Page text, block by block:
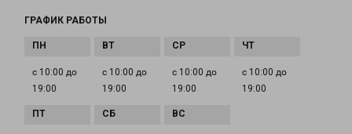
ГРАФИК РАБОТЫ
с 10:00 до
19:00
с 10:00 до
19:00
с 10:00 до
19:00
с 10:00 до
19:00